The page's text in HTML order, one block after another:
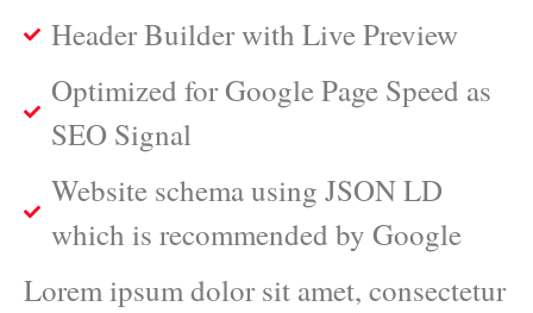
Header Builder with Live Preview
Optimized for Google Page Speed as
SEO Signal
Website schema using JSON LD
which is recommended by Google
Lorem ipsum dolor sit amet, consectetur